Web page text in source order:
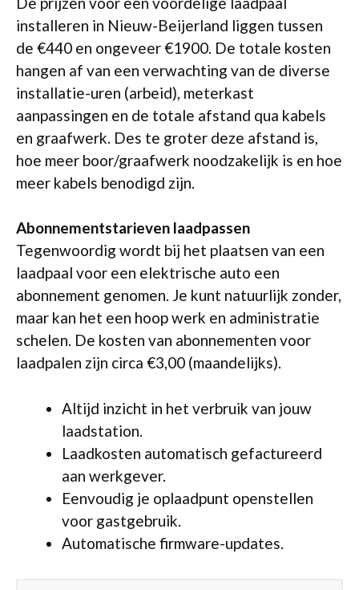
installeren in Nieuw-Beijerland liggen tussen
de €440 en ongeveer €1900. De totale kosten
hangen af van een verwachting van de diverse
installatie-uren (arbeid), meterkast
aanpassingen en de totale afstand qua kabels
en graafwerk. Des te groter deze afstand is,
hoe meer boor/graafwerk noodzakelijk is en hoe
meer kabels benodigd zijn.
Abonnementstarieven laadpassen
Tegenwoordig wordt bij het plaatsen van een
laadpaal voor een elektrische auto een
abonnement genomen. Je kunt natuurlijk zonder,
maar kan het een hoop werk en administratie
schelen. De kosten van abonnementen voor
laadpalen zijn circa €3,00 (maandelijks).
Altijd inzicht in het verbruik van jouw
laadstation.
Laadkosten automatisch gefactureerd
aan werkgever.
Eenvoudig je oplaadpunt openstellen
voor gastgebruik.
Automatische firmware-updates.